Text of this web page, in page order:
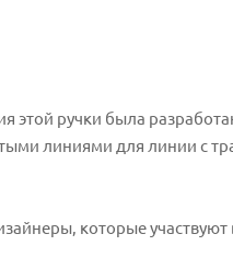
этой ручки была
линиями для линии с
которые участвуют